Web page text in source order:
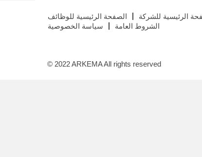
الصفحة الرئيسية للوظائف الرئيسية للشركة
سياسة الخصوصية
الشروط العامة
© 2022 ARKEMA All rights reserved